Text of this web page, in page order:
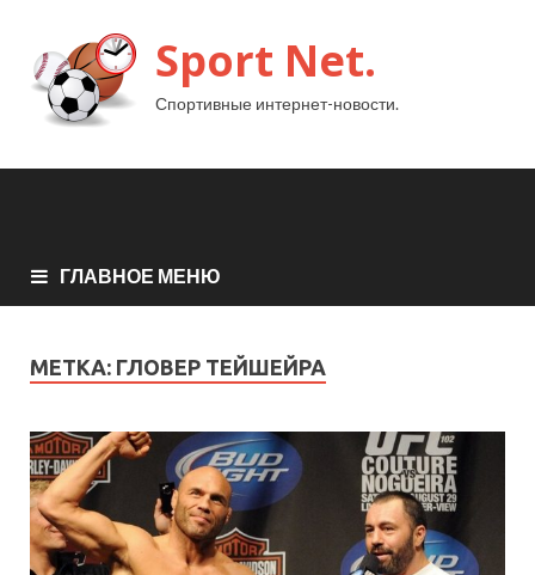
Sport Net.
Спортивные интернет-новости.
ГЛАВНОЕ МЕНЮ
МЕТКА: ГЛОВЕР ТЕЙШЕЙРА